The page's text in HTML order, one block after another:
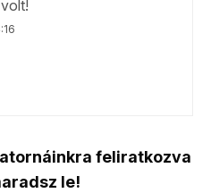
feliratkozva
le!